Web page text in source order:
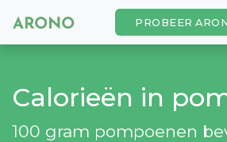
PROBEER
Calorieën in
100 gram pompoenen